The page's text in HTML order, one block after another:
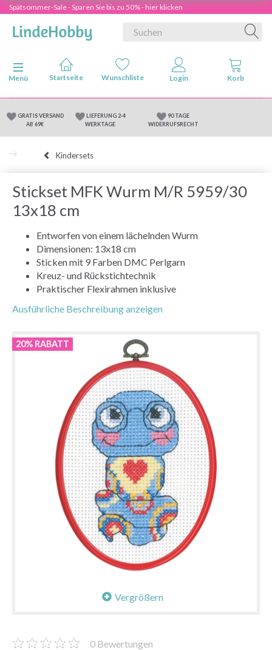
Spätsommer-Sale - Sparen Sie bis zu 50% - hier klicken
Anzeige ändern
Menü
GRATIS VERSAND
AB 69€
LIEFERUNG 2-4
WERKTAGE
90 TAGE
WIDERRUFSRECHT
Kindersets
Stickset MFK Wurm M/R 5959/30
13x18 cm
Entworfen von einem lächelnden Wurm
Dimensionen: 13x18 cm
Sticken mit 9 Farben DMC Perlgarn
Kreuz- und Rückstichtechnik
Praktischer Flexirahmen inklusive
Ausführliche Beschreibung anzeigen
20% RABATT
Vergrößern
0 Bewertungen